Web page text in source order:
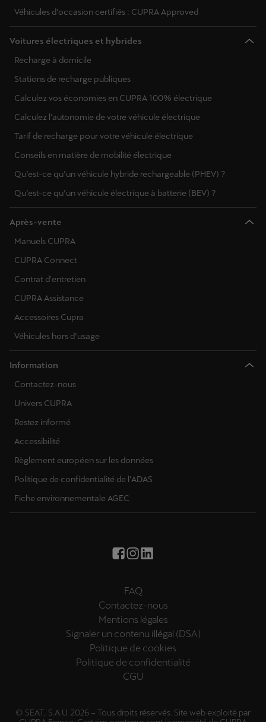
Véhicules d’occasion certifiés : CUPRA Approved
Voitures électriques et hybrides
Recharge à domicile
Stations de recharge publiques
Calculez vos économies en CUPRA 100% électrique
Calculez l'autonomie de votre véhicule électrique
Tarif de recharge pour votre véhicule électrique
Conseils en matière de mobilité électrique
Qu’est-ce qu’un véhicule hybride rechargeable (PHEV) ?
Qu’est-ce qu’un véhicule électrique à batterie (BEV) ?
Après-vente
Manuels CUPRA
CUPRA Connect
Contrat d'entretien
CUPRA Assistance
Accessoires Cupra
Véhicules hors d’usage
Information
Contactez-nous
Univers CUPRA
Restez informé
Accessibilité
Règlement européen sur les données
Politique de confidentialité de l'ADAS
Fiche environnementale AGEC
FAQ
Contactez-nous
Mentions légales
Signaler un contenu illégal (DSA)
Politique de cookies
Politique de confidentialité
CGU
© SEAT, S.A.U. 2026 – Tous droits réservés. Site web exploité par